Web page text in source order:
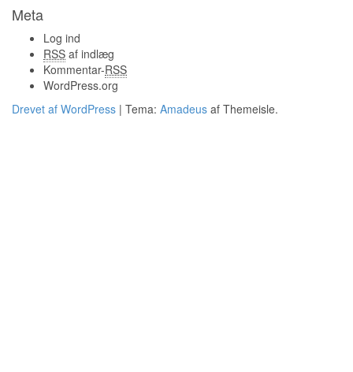
Meta
Log ind
RSS af indlæg
Kommentar-RSS
WordPress.org
Drevet af WordPress | Tema: Amadeus af Themeisle.